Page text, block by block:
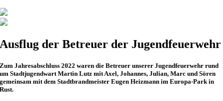
Ausflug der Betreuer der Jugendfeuerwehr
Zum Jahresabschluss 2022 waren die Betreuer unserer Jugendfeuerwehr rund
um Stadtjugendwart Martin Lutz mit Axel, Johannes, Julian, Marc und Sören
gemeinsam mit dem Stadtbrandmeister Eugen Heizmann im Europa-Park in
Rust.